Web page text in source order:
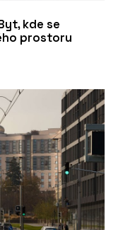
kde se
prostoru